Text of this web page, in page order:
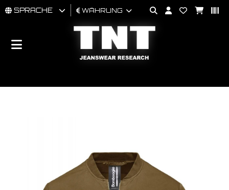
MÄNNER
BRAND
SPRACHE WÄHRUNG